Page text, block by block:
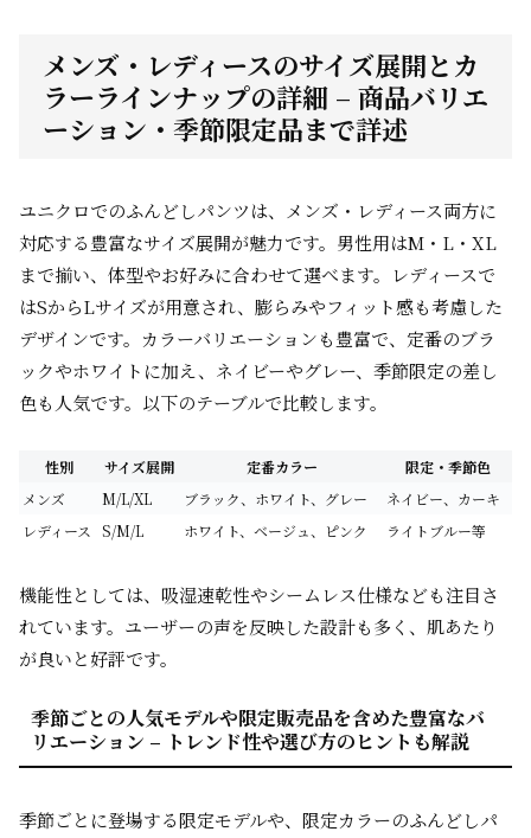
メンズ・レディースのサイズ展開とカ
ラーラインナップの詳細 – 商品バリエ
ーション・季節限定品まで詳述
ユニクロでのふんどしパンツは、メンズ・レディース両方に
対応する豊富なサイズ展開が魅力です。男性用はM・L・XL
まで揃い、体型やお好みに合わせて選べます。レディースで
はSからLサイズが用意され、膨らみやフィット感も考慮した
デザインです。カラーバリエーションも豊富で、定番のブラ
ックやホワイトに加え、ネイビーやグレー、季節限定の差し
色も人気です。以下のテーブルで比較します。
性別 サイズ展開 定番カラー
限定・季節色
メンズ
M/L/XL ブラック、ホワイト、グレー
ネイビー、カーキ
レディース
S/M/L ホワイト、ベージュ、ピンク ライトブルー等
機能性としては、吸湿速乾性やシームレス仕様なども注目さ
れています。ユーザーの声を反映した設計も多く、肌あたり
が良いと好評です。
季節ごとの人気モデルや限定販売品を含めた豊富なバ
リエーション – トレンド性や選び方のヒントも解説
季節ごとに登場する限定モデルや、限定カラーのふんどしパ